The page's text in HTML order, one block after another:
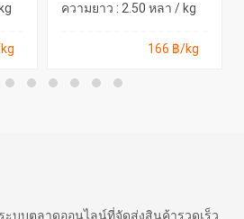
ความยาว : 2.50 หลา / kg
166 ฿/kg
ะบบตลาดออนไลน์ที่จัดส่งสินค้ารวดเร็ว